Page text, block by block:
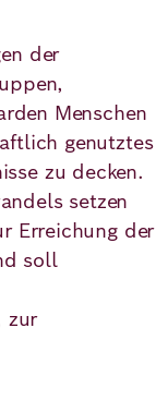
der
Menschen
genutztes
zu decken.
setzen
Erreichung der
soll
zur